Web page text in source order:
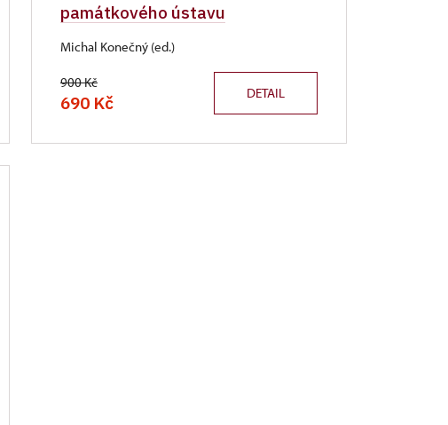
památkového ústavu
Michal Konečný (ed.)
900 Kč
690 Kč DETAIL